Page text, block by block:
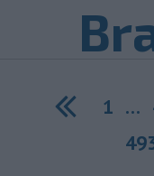
Previous
1 …